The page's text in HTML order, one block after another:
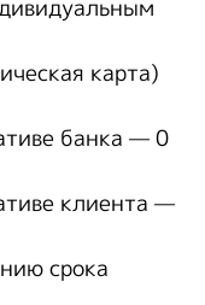
карта)
банка — 0
клиента —
срока